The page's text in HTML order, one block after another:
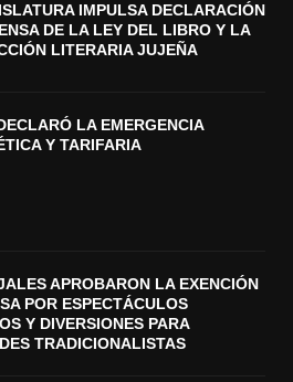
IMPULSA DECLARACIÓN
DE LA LEY DEL LIBRO Y LA
LITERARIA JUJEÑA
LA EMERGENCIA
Y TARIFARIA
APROBARON LA EXENCIÓN
POR ESPECTÁCULOS
Y DIVERSIONES PARA
TRADICIONALISTAS